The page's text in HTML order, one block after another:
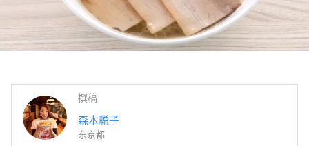
撰稿
森本聪子
东京都